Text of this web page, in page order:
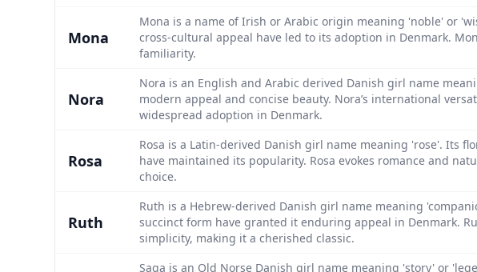
Mona
Mona is a name of Irish or Arabic origin meaning 'noble' or
cross-cultural appeal have led to its adoption in Denmark.
familiarity.
Nora
Nora is an English and Arabic derived Danish girl name
modern appeal and concise beauty. Nora’s international
widespread adoption in Denmark.
Rosa
Rosa is a Latin-derived Danish girl name meaning 'rose'. Its
have maintained its popularity. Rosa evokes romance and
choice.
Ruth
Ruth is a Hebrew-derived Danish girl name meaning
succinct form have granted it enduring appeal in Denmark.
simplicity, making it a cherished classic.
Saga is an Old Norse Danish girl name meaning 'story' or